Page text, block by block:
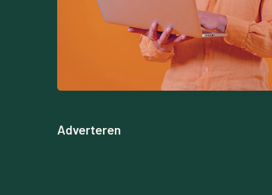
Adverteren